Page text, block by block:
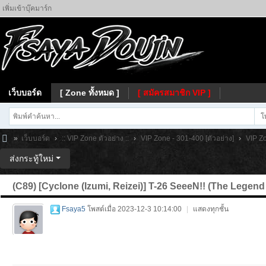
เพิ่มเข้าบุ๊คมาร์ก
เว็บบอร์ด [ Zone ทั้งหมด ] [ สมัครสมาชิก VIP ]
ay
» เว็บบอร์ด › :: VIP Zone ตัวอย่าง :: › VIP Zone - 301-400 [ตัวอย่าง] › VIP
ส่งกระทู้ใหม่
(C89) [Cyclone (Izumi, Reizei)] T-26 SeeeN!! (The
Fsaya5 โพสต์เมื่อ 2023-12-3 10:14:00 แสดงทุกชั้น